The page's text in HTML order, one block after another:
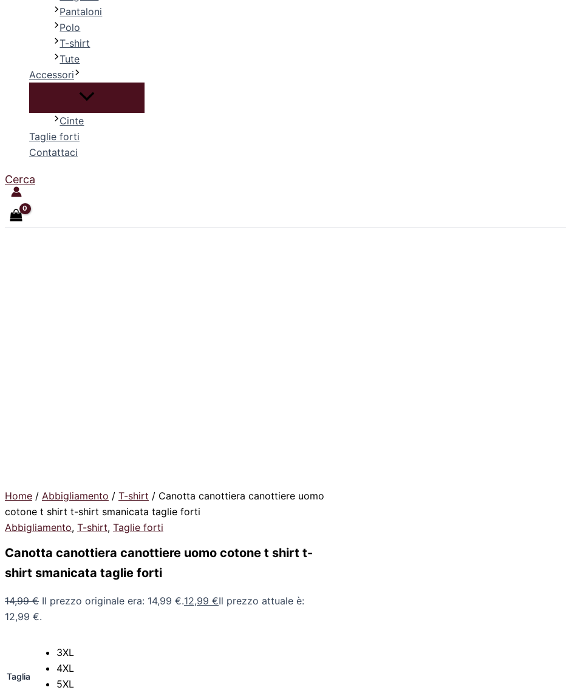
Pantaloni
Polo
T-shirt
Tute
Accessori
Cinte
Taglie forti
Contattaci
Cerca
Home / Abbigliamento / T-shirt / Canotta canottiera canottiere uomo
cotone t shirt t-shirt smanicata taglie forti
Abbigliamento, T-shirt, Taglie forti
Canotta canottiera canottiere uomo cotone t shirt t-
shirt smanicata taglie forti
14,99€ Il prezzo originale era: 14,99 €.12,99 €Il prezzo attuale è:
12,99 €.
Taglia
3XL
4XL
5XL